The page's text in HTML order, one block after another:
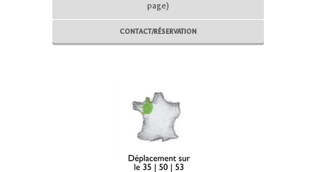
page)
CONTACT/RÉSERVATION